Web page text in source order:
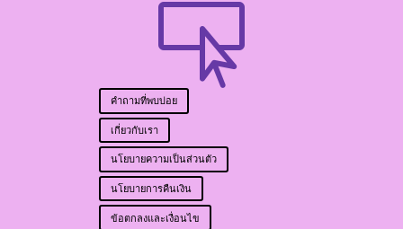

คำถามที่พบบ่อย
เกี่ยวกับเรา
นโยบายความเป็นส่วนตัว
นโยบายการคืนเงิน
ข้อตกลงและเงื่อนไข